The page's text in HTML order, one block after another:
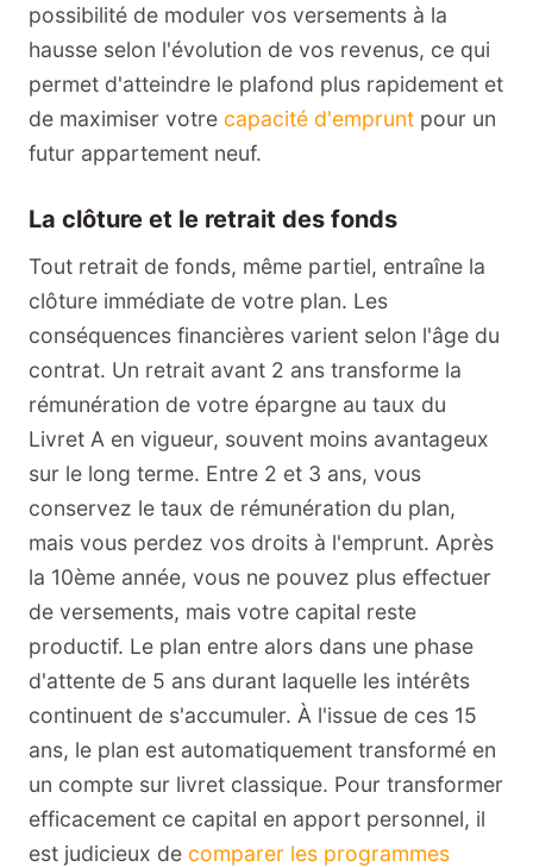
possibilité de moduler vos versements à la
hausse selon l'évolution de vos revenus, ce qui
permet d'atteindre le plafond plus rapidement et
de maximiser votre capacité d'emprunt pour un
futur appartement neuf.
La clôture et le retrait des fonds
Tout retrait de fonds, même partiel, entraîne la
clôture immédiate de votre plan. Les
conséquences financières varient selon l'âge du
contrat. Un retrait avant 2 ans transforme la
rémunération de votre épargne au taux du
Livret A en vigueur, souvent moins avantageux
sur le long terme. Entre 2 et 3 ans, vous
conservez le taux de rémunération du plan,
mais vous perdez vos droits à l'emprunt. Après
la 10ème année, vous ne pouvez plus effectuer
de versements, mais votre capital reste
productif. Le plan entre alors dans une phase
d'attente de 5 ans durant laquelle les intérêts
continuent de s'accumuler. À l'issue de ces 15
ans, le plan est automatiquement transformé en
un compte sur livret classique. Pour transformer
efficacement ce capital en apport personnel, il
est judicieux de comparer les programmes